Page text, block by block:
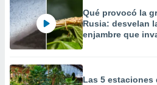
Qué provocó la
Rusia: desvelan
enjambre que
Las 5 estaciones